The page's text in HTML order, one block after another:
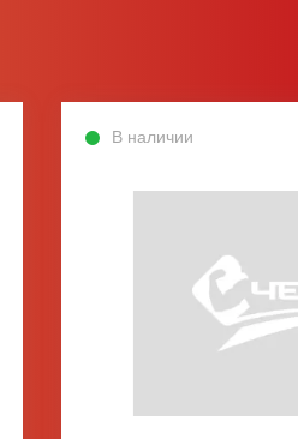
В наличии